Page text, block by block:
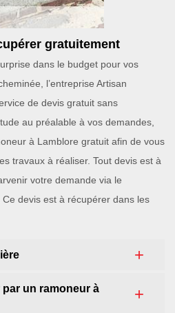
gratuitement
dans le budget pour vos
l’entreprise Artisan
de devis gratuit sans
au préalable à vos demandes,
à Lamblore gratuit afin de vous
travaux à réaliser. Tout devis est à
votre demande via le
devis est à récupérer dans les
un ramoneur à